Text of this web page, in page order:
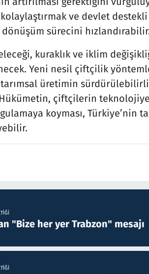
ve devlet
sürecini
kuraklık ve iklim
Yeni nesil çiftçilik
üretimin
çiftçilerin
koyması, Türkiye’nin
"Bize her yer Trabzon" mesajı